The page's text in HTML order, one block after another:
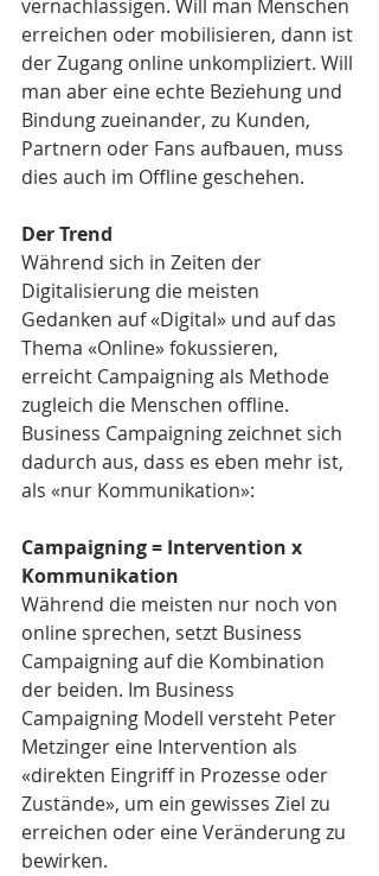
vernachlässigen. Will man Menschen
erreichen oder mobilisieren, dann ist
der Zugang online unkompliziert. Will
man aber eine echte Beziehung und
Bindung zueinander, zu Kunden,
Partnern oder Fans aufbauen, muss
dies auch im Offline geschehen.
Der Trend
Während sich in Zeiten der
Digitalisierung die meisten
Gedanken auf «Digital» und auf das
Thema «Online» fokussieren,
erreicht Campaigning als Methode
zugleich die Menschen offline.
Business Campaigning zeichnet sich
dadurch aus, dass es eben mehr ist,
als «nur Kommunikation»:
Campaigning = Intervention x
Kommunikation
Während die meisten nur noch von
online sprechen, setzt Business
Campaigning auf die Kombination
der beiden. Im Business
Campaigning Modell versteht Peter
Metzinger eine Intervention als
«direkten Eingriff in Prozesse oder
Zustände», um ein gewisses Ziel zu
erreichen oder eine Veränderung zu
bewirken.